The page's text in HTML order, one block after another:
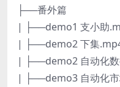
├──番外篇
| ├──demo1 支小助
| ├──demo2 下集
| ├──demo2 自动化
| ├──demo3 自动化